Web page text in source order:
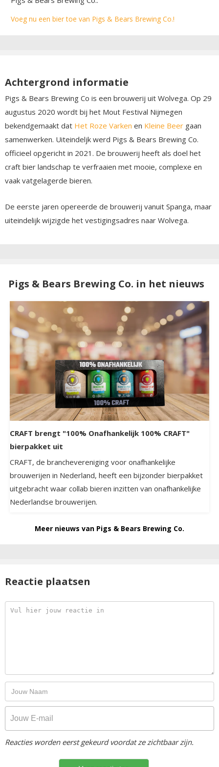
Voeg nu een bier toe van Pigs & Bears Brewing Co.!
Achtergrond informatie
Pigs & Bears Brewing Co is een brouwerij uit Wolvega. Op 29
augustus 2020 wordt bij het Mout Festival Nijmegen
bekendgemaakt dat Het Roze Varken en Kleine Beer gaan
samenwerken. Uiteindeljk werd Pigs & Bears Brewing Co.
officieel opgericht in 2021. De brouwerij heeft als doel het
craft bier landschap te verfraaien met mooie, complexe en
vaak vatgelagerde bieren.
De eerste jaren opereerde de brouwerij vanuit Spanga, maar
uiteindelijk wijzigde het vestigingsadres naar Wolvega.
Pigs & Bears Brewing Co. in het nieuws
CRAFT brengt "100% Onafhankelijk 100% CRAFT"
bierpakket uit
CRAFT, de branchevereniging voor onafhankelijke
brouwerijen in Nederland, heeft een bijzonder bierpakket
uitgebracht waar collab bieren inzitten van onafhankelijke
Nederlandse brouwerijen.
Meer nieuws van Pigs & Bears Brewing Co.
Reactie plaatsen
Reacties worden eerst gekeurd voordat ze zichtbaar zijn.